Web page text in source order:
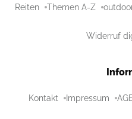
Reiten Themen A-Z
Widerruf
Kontakt Impressum